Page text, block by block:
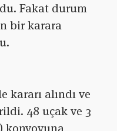
Fakat durum
bir karara
alındı ve
48 uçak ve 3